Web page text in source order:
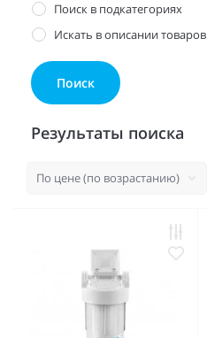
Поиск в подкатегориях
Искать в описании товаров
Результаты поиска